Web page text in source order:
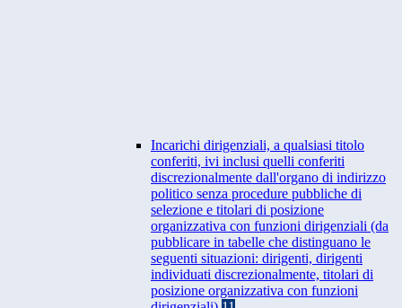
Incarichi dirigenziali, a qualsiasi titolo
conferiti, ivi inclusi quelli conferiti
discrezionalmente dall'organo di indirizzo
politico senza procedure pubbliche di
selezione e titolari di posizione
organizzativa con funzioni dirigenziali (da
pubblicare in tabelle che distinguano le
seguenti situazioni: dirigenti, dirigenti
individuati discrezionalmente, titolari di
posizione organizzativa con funzioni